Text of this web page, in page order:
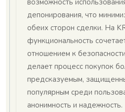
возможность
депонирования, что
обеих сторон сделки. На
функциональность
отношением к
делает процесс покупок
предсказуемым,
популярным среди
анонимность и надежность.